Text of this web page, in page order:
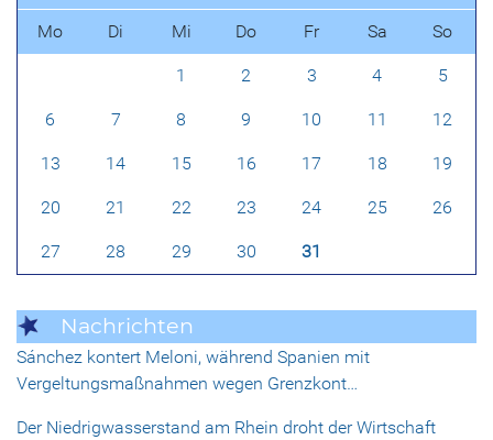
Mo Di Mi Do Fr Sa So
1 2 3 4 5
6 7 8 9 10 11 12
13 14 15 16 17 18 19
20 21 22 23 24 25 26
27 28 29 30 31
Nachrichten
Sánchez kontert Meloni, während Spanien mit
Vergeltungsmaßnahmen wegen Grenzkont…
Der Niedrigwasserstand am Rhein droht der Wirtschaft